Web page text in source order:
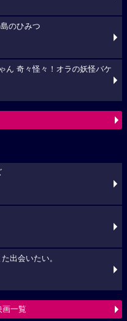
のひみつ
ん 奇々怪々！オラの妖怪バケ
出会いたい。
画一覧